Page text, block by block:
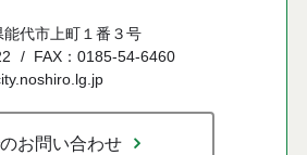
能代市上町１番３号
FAX：0185-54-6460
お問い合わせ